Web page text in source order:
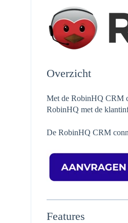
Overzicht
Met de RobinHQ CRM
RobinHQ met de
De RobinHQ CRM
Features